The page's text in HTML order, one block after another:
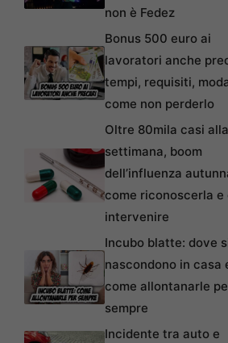
non è Fedez
Bonus 500 euro ai
lavoratori anche
tempi, requisiti,
come non perderlo
Oltre 80mila casi alla
settimana, boom
dell’influenza
come riconoscerla e
intervenire
Incubo blatte: dove
nascondono in casa
come allontanarle
sempre
Incidente tra auto e